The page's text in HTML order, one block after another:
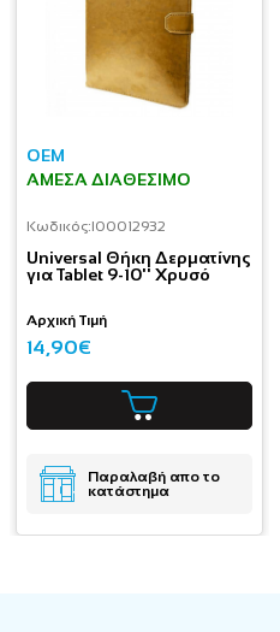
OEM
ΆΜΕΣΑ ΔΙΑΘΈΣΙΜΟ
Κωδικός:I00012932
Universal Θήκη Δερματίνης
για Tablet 9-10'' Χρυσό
Αρχική Τιμή
14,90€
Παραλαβή απο το
κατάστημα